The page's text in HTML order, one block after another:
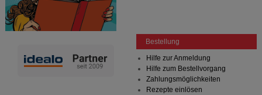
Bestellung
Hilfe zur Anmeldung
Hilfe zum Bestellvorgang
Zahlungsmöglichkeiten
Rezepte einlösen